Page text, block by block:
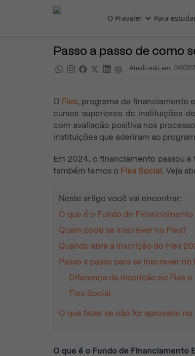
Pular para o conteúdo principal
O Pravaler Para
Passo a passo de como
Atualizado em: 04/02/
O Fies, programa de financiamento
cursos superiores de instituições
com avaliação positiva nos
instituições que aderiram ao
Em 2024, o financiamento passou
também temos o Fies Social. Veja
Neste artigo você vai encontrar:
O que é o Fundo de Financiamento
Quem pode se inscrever no Fies?
Quando abre a inscrição do Fies
Passo a passo para se inscrever no
Diferença de inscrição no Fies
Fies Social
O que fazer se não for aprovado no
O que é o Fundo de Financiamento